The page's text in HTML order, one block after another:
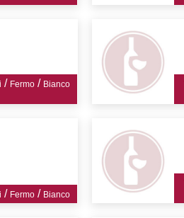
/ Fermo/ Bianco
/ Fermo/ Bianco